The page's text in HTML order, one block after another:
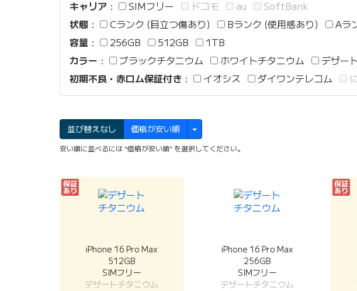
キャリア ： SIMフリー ドコモ au
SoftBank
状態 ： Cランク (目立つ傷あり) Bランク (使用感あり) Aラ
容量 ： 256GB 512GB
1TB
カラー ： ブラックチタニウム ホワイトチタニウム デザー
初期不良・赤ロム保証付き ： イオシス ダイワンテレコム
並び替えなし 価格が安い順
安い順に並べるには "価格が安い順" を選択してください。
保証
あり
iPhone 16 Pro Max
512GB
SIMフリー
デザートチタニウム
iPhone 16 Pro Max
256GB
SIMフリー
デザートチタニウム
保証
あり